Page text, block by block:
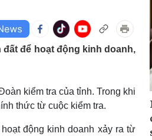
- Xe máy
máy
Doanh
Thông tin
Doanh
Doanh
Vì cộng
trí
sĩ
Tư vấn
đất để hoạt động kinh doanh,
kiểm tra của tỉnh. Trong khi
thức từ cuộc kiểm tra.
động kinh doanh xảy ra từ